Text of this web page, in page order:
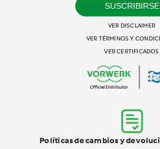
SUSCRIBIRSE
VER DISCLAIMER
VER TÉRMINOS Y
VER CERTIFICADOS
Políticas de cambios y